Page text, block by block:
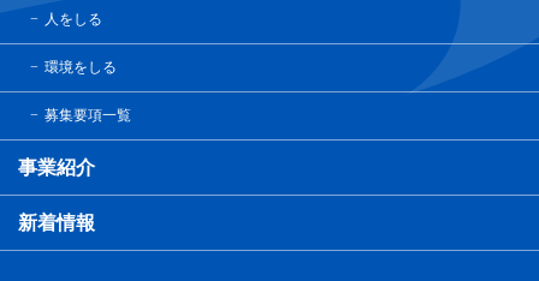
人をしる
環境をしる
募集要項一覧
事業紹介
新着情報